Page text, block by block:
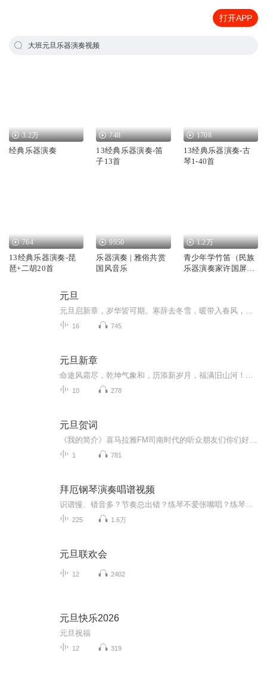
打开APP
大班元旦乐器演奏视频
3.2万
经典乐器演奏
748
13经典乐器演奏-笛
子13首
1708
13经典乐器演奏-古
琴1-40首
764
13经典乐器演奏-琵
琶+二胡20首
9950
乐器演奏 | 雅俗共赏
国风音乐
1.2万
青少年学竹笛（民族
乐器演奏家许国屏视
元旦
16 745
元旦新章
10 278
元旦贺词
1 781
拜厄钢琴演奏唱谱视频
225 1.6万
元旦联欢会
12 2402
元旦快乐2026
元旦祝福
12 319